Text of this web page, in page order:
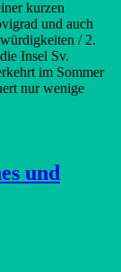
kurzen
und auch
/ 2.
Insel Sv.
im Sommer
nur wenige
und